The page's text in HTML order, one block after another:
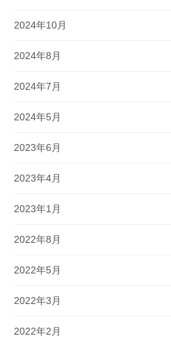
2024年10月
2024年8月
2024年7月
2024年5月
2023年6月
2023年4月
2023年1月
2022年8月
2022年5月
2022年3月
2022年2月